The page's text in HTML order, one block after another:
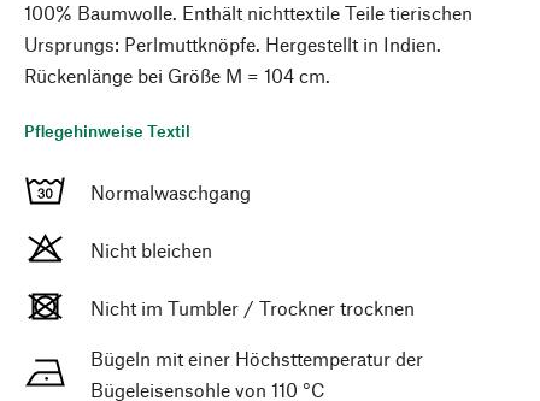
100% Baumwolle. Enthält nichttextile Teile tierischen
Ursprungs: Perlmuttknöpfe. Hergestellt in Indien.
Rückenlänge bei Größe M = 104 cm.
Pflegehinweise Textil
Normalwaschgang
Nicht bleichen
Nicht im Tumbler / Trockner trocknen
Bügeln mit einer Höchsttemperatur der
Bügeleisensohle von 110 °C